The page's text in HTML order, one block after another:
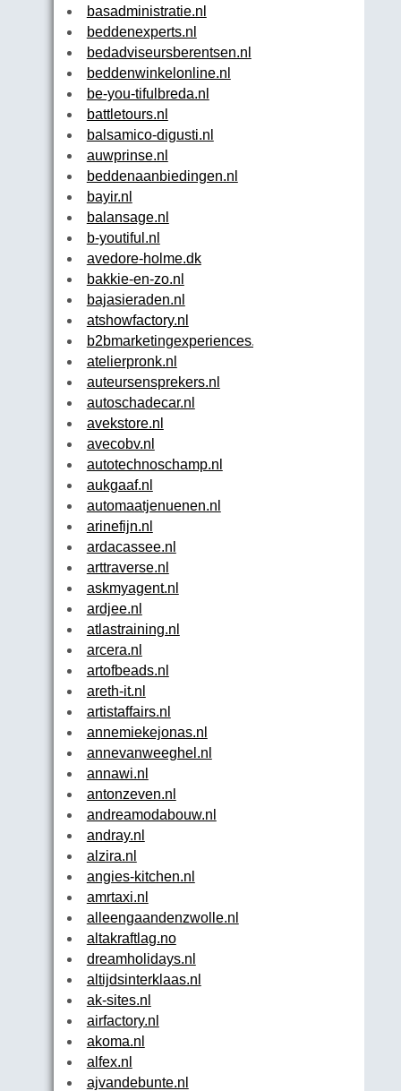
basadministratie.nl
beddenexperts.nl
bedadviseursberentsen.nl
beddenwinkelonline.nl
be-you-tifulbreda.nl
battletours.nl
balsamico-digusti.nl
auwprinse.nl
beddenaanbiedingen.nl
bayir.nl
balansage.nl
b-youtiful.nl
avedore-holme.dk
bakkie-en-zo.nl
bajasieraden.nl
atshowfactory.nl
b2bmarketingexperiences.com
atelierpronk.nl
auteursensprekers.nl
autoschadecar.nl
avekstore.nl
avecobv.nl
autotechnoschamp.nl
aukgaaf.nl
automaatjenuenen.nl
arinefijn.nl
ardacassee.nl
arttraverse.nl
askmyagent.nl
ardjee.nl
atlastraining.nl
arcera.nl
artofbeads.nl
areth-it.nl
artistaffairs.nl
annemiekejonas.nl
annevanweeghel.nl
annawi.nl
antonzeven.nl
andreamodabouw.nl
andray.nl
alzira.nl
angies-kitchen.nl
amrtaxi.nl
alleengaandenzwolle.nl
altakraftlag.no
dreamholidays.nl
altijdsinterklaas.nl
ak-sites.nl
airfactory.nl
akoma.nl
alfex.nl
ajvandebunte.nl